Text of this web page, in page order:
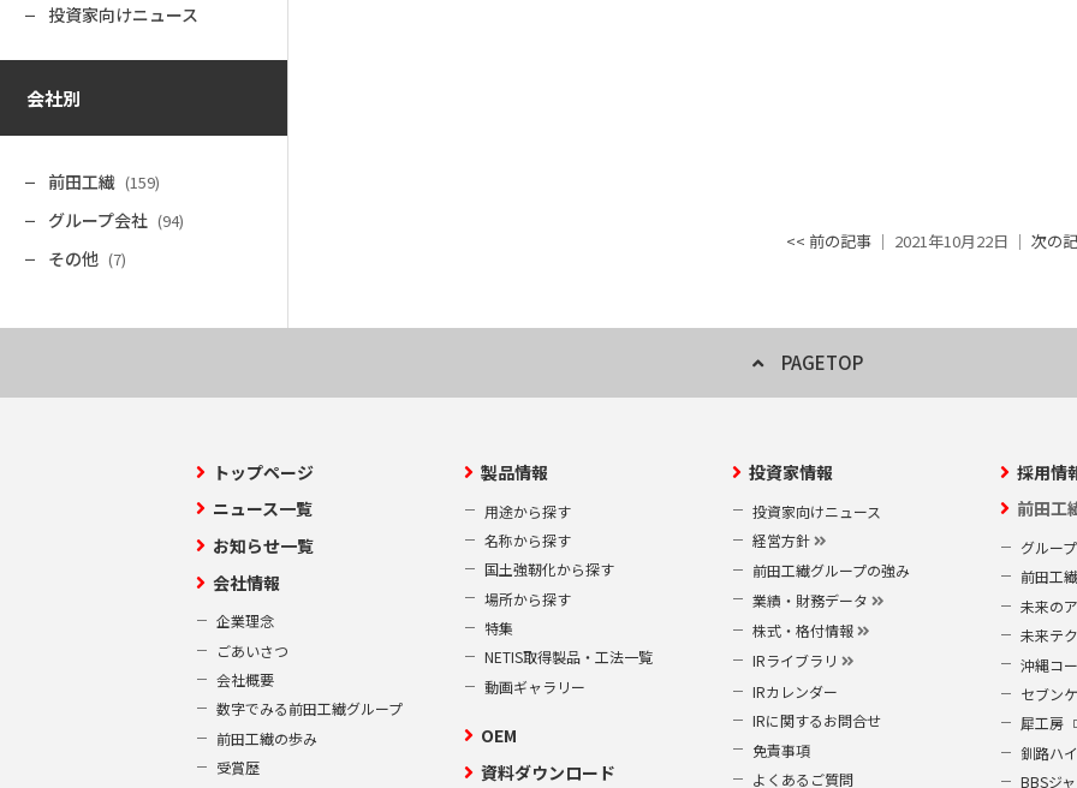
投資家向けニュース
会社別
前田工繊 (159)
グループ会社 (94)
その他 (7)
<< 前の記事 │ 2021年10月22日 │ 次の
PAGETOP
トップページ
ニュース一覧
お知らせ一覧
会社情報
企業理念
ごあいさつ
会社概要
数字でみる前田工繊グループ
前田工繊の歩み
受賞歴
製品情報
用途から探す
名称から探す
国土強靭化から探す
場所から探す
特集
NETIS取得製品・工法一覧
動画ギャラリー
OEM
資料ダウンロード
投資家情報
投資家向けニュース
経営方針
前田工繊グループの強み
業績・財務データ
株式・格付情報
IRライブラリ
IRカレンダー
IRに関するお問合せ
免責事項
よくあるご質問
採用情
前田工
グルー
前田工
未来の
未来テ
沖縄コ
セブン
犀工房
釧路ハ
BBSジ